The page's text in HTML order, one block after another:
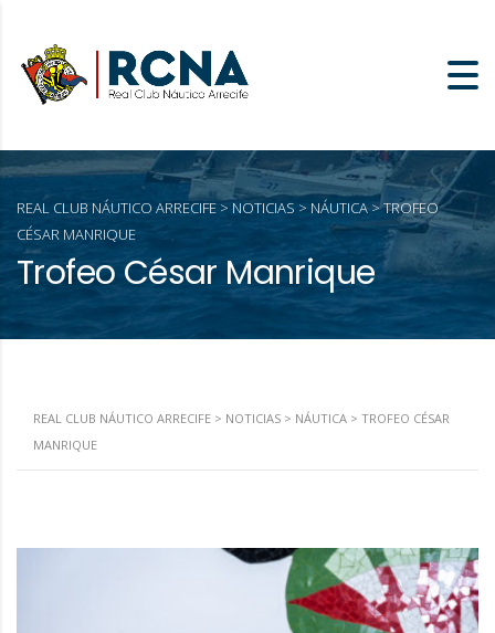
Trofeo César Manrique
REAL CLUB NÁUTICO ARRECIFE > NOTICIAS > NÁUTICA>TROFEO
CÉSAR MANRIQUE
REAL CLUB NÁUTICO ARRECIFE > NOTICIAS > NÁUTICA > TROFEO CÉSAR
MANRIQUE